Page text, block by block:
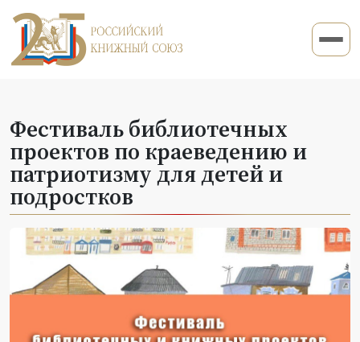
Фестиваль библиотечных
проектов по краеведению и
патриотизму для детей и
подростков